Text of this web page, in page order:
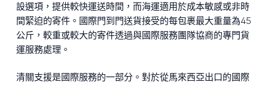
設選項，提供較快運送時間，而海運適用於成本敏感或非時
間緊迫的寄件。國際門到門送貨接受的每包裹最大重量為45
公斤，較重或較大的寄件透過與國際服務團隊協商的專門貨
運服務處理。
清關支援是國際服務的一部分。對於從馬來西亞出口的國際